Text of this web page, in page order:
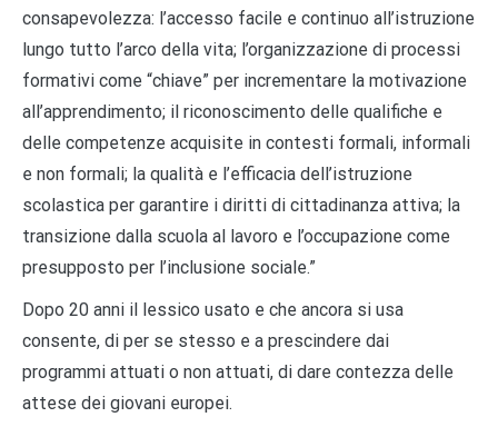
consapevolezza: l’accesso facile e continuo all’istruzione
lungo tutto l’arco della vita; l’organizzazione di processi
formativi come “chiave” per incrementare la motivazione
all’apprendimento; il riconoscimento delle qualifiche e
delle competenze acquisite in contesti formali, informali
e non formali; la qualità e l’efficacia dell’istruzione
scolastica per garantire i diritti di cittadinanza attiva; la
transizione dalla scuola al lavoro e l’occupazione come
presupposto per l’inclusione sociale.”
Dopo 20 anni il lessico usato e che ancora si usa
consente, di per se stesso e a prescindere dai
programmi attuati o non attuati, di dare contezza delle
attese dei giovani europei.